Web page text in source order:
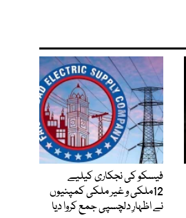
فیسکو کی نجکاری کیلیے
12ملکی و غیر ملکی کمپنیوں
نے اظہارِ دلچسپی جمع کروا دیا